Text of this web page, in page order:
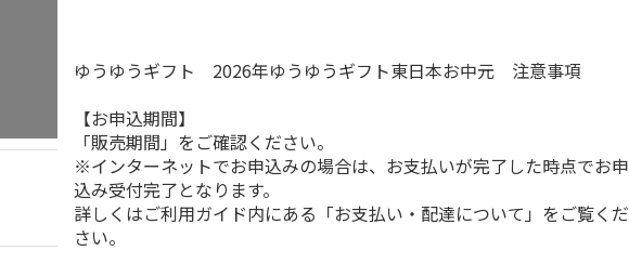
ゆうゆうギフト 2026年ゆうゆうギフト東日本お中元 注意事項
【お申込期間】
「販売期間」をご確認ください。
※インターネットでお申込みの場合は、お支払いが完了した時点でお申
込み受付完了となります。
詳しくはご利用ガイド内にある「お支払い・配達について」をご覧くだ
さい。